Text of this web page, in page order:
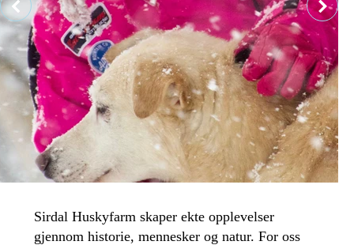
Sirdal Huskyfarm skaper ekte opplevelser
gjennom historie, mennesker og natur. For oss